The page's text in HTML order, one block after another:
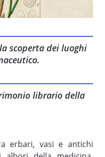
scoperta dei luoghi
librario della
erbari, vasi e antichi